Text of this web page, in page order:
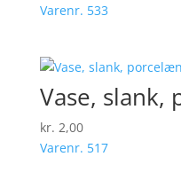
Varenr. 533
Vase, slank,
kr. 2,00
Varenr. 517